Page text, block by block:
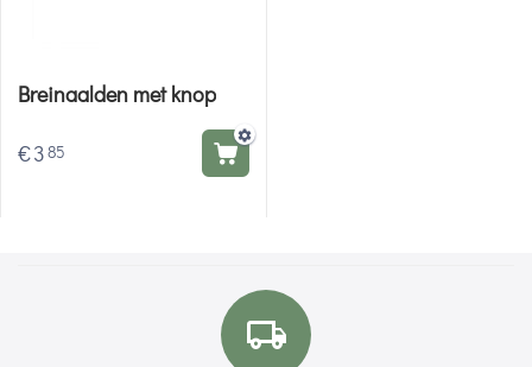
Breinaalden met knop
€385